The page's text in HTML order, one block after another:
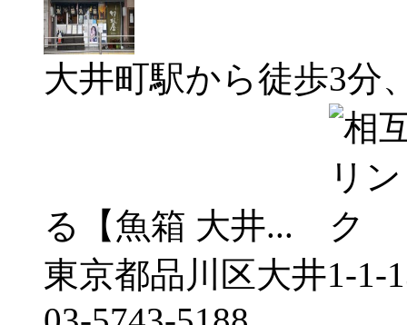
大井町駅から徒歩3分
る【魚箱 大井...
東京都品川区大井1-1-